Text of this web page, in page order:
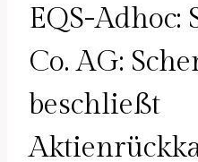
EQS-Adhoc:
Co. AG:
beschließt